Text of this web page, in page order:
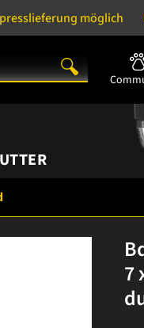
möglich
7